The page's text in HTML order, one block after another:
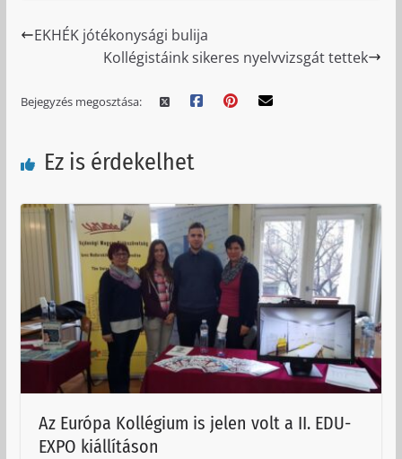
EKHÉK jótékonysági bulija
Kollégistáink sikeres nyelvvizsgát tettek
Bejegyzés megosztása:
Ez is érdekelhet
Az Európa Kollégium is jelen volt a II. EDU-
EXPO kiállításon